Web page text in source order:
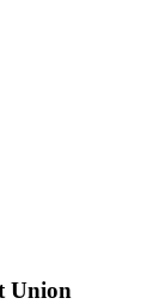
Union